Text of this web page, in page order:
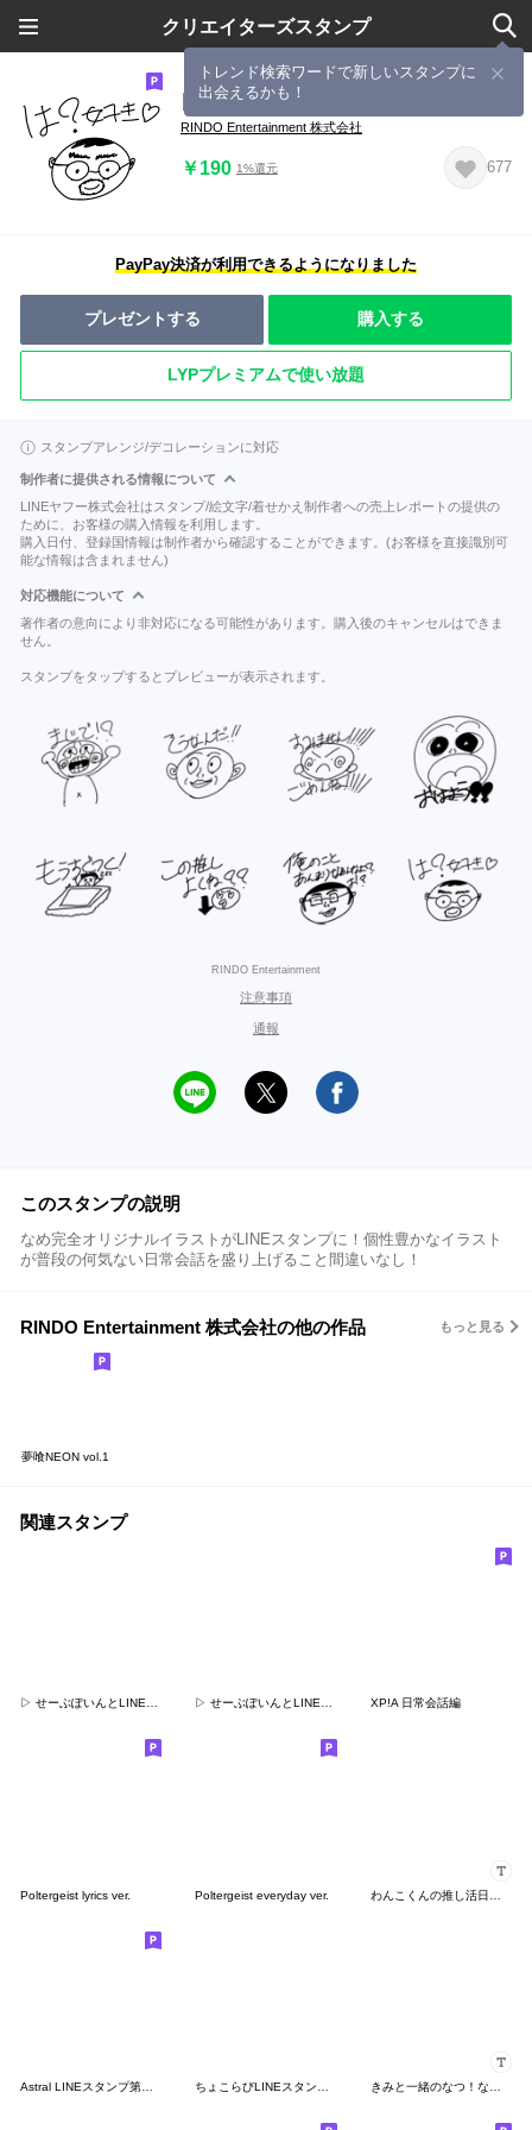
クリエイターズスタンプ
トレンド検索ワードで新しいスタンプに
出会えるかも！
日常で使えるスタンプ！1 byなめ
RINDO Entertainment 株式会社
￥190 1%還元 677
PayPay決済が利用できるようになりました
プレゼントする 購入する
LYPプレミアムで使い放題
スタンプアレンジ/デコレーションに対応
制作者に提供される情報について
LINEヤフー株式会社はスタンプ/絵文字/着せかえ制作者への売上レポートの提供の
ために、お客様の購入情報を利用します。
購入日付、登録国情報は制作者から確認することができます。(お客様を直接識別可
能な情報は含まれません)
対応機能について
著作者の意向により非対応になる可能性があります。購入後のキャンセルはできま
せん。
スタンプをタップするとプレビューが表示されます。
RINDO Entertainment
注意事項
通報
このスタンプの説明
なめ完全オリジナルイラストがLINEスタンプに！個性豊かなイラスト
が普段の何気ない日常会話を盛り上げること間違いなし！
RINDO Entertainment 株式会社の他の作品 もっと見る
夢喰NEON vol.1
関連スタンプ
▷ せーぶぽいんとLINEスタンプ ▷ せーぶぽいんとLINEスタンプ第2弾 XP!A 日常会話編
Poltergeist lyrics ver. Poltergeist everyday ver.